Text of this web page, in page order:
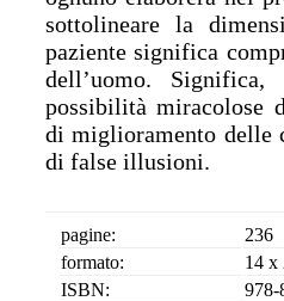
sottolineare la
paziente significa
dell’uomo.
possibilità miracolose
di miglioramento delle
di false illusioni.
pagine:
236
formato:
14 x
ISBN:
978-